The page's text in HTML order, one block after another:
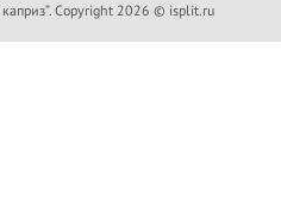
каприз”. Copyright 2026 © isplit.ru